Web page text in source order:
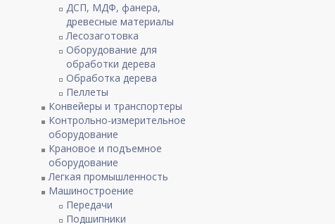
ДСП, МДФ, фанера,
древесные материалы
Лесозаготовка
Оборудование для
обработки дерева
Обработка дерева
Пеллеты
Конвейеры и транспортеры
Контрольно-измерительное
оборудование
Крановое и подъемное
оборудование
Легкая промышленность
Машиностроение
Передачи
Подшипники